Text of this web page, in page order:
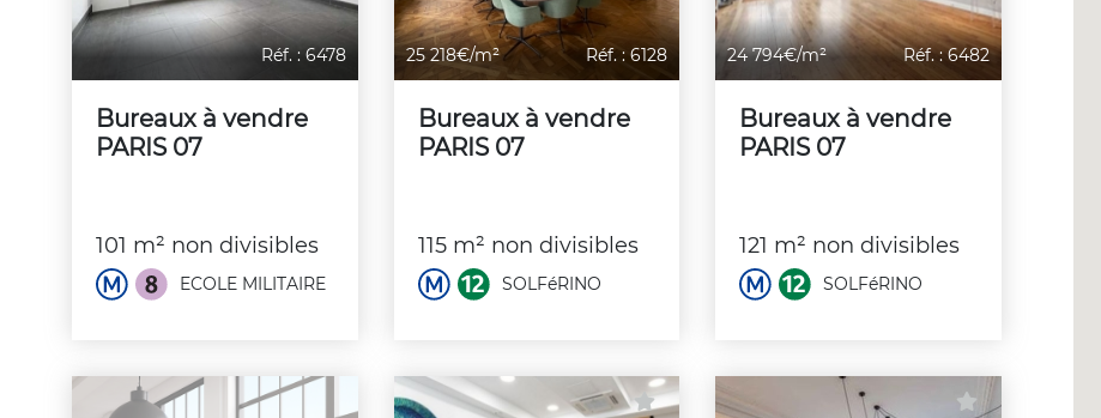
Réf. : 6478
Bureaux à vendre
PARIS 07
101 m² non divisibles
ECOLE MILITAIRE
25 218€/m² Réf. : 6128
Bureaux à vendre
PARIS 07
115 m² non divisibles
SOLFéRINO
24 794€/m² Réf. : 6482
Bureaux à vendre
PARIS 07
121 m² non divisibles
SOLFéRINO